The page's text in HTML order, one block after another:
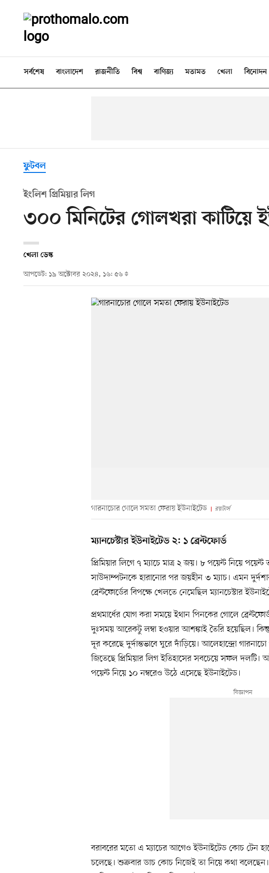
সর্বশেষ বাংলাদেশ রাজনীতি বিশ্ব বাণিজ্য মতামত খেলা বিনোদন
ফুটবল
ইংলিশ প্রিমিয়ার লিগ
৩০০ মিনিটের গোলখরা কাটিয়ে
খেলা ডেস্ক
আপডেট: ১৯ অক্টোবর ২০২৪, ১৬: ৫৬
গারনাচোর গোলে সমতা ফেরায় ইউনাইটেড রয়টার্স
ম্যানচেস্টার ইউনাইটেড ২: ১ ব্রেন্টফোর্ড
প্রিমিয়ার লিগে ৭ ম্যাচে মাত্র ২ জয়। ৮ পয়েন্ট নিয়ে
সাউদাম্পটনকে হারানোর পর জয়হীন ৩ ম্যাচ। এমন
ব্রেন্টফোর্ডের বিপক্ষে খেলতে নেমেছিল ম্যানচেস্টার
প্রথমার্ধের যোগ করা সময়ে ইথান পিনকের গোলে
দুঃসময় আরেকটু লম্বা হওয়ার আশঙ্কাই তৈরি হয়েছিল।
দূর করেছে দুর্দান্তভাবে ঘুরে দাঁড়িয়ে। আলেহান্দ্রো
জিতেছে প্রিমিয়ার লিগ ইতিহাসের সবচেয়ে সফল দলটি।
পয়েন্ট নিয়ে ১০ নম্বরেও উঠে এসেছে ইউনাইটেড।
বরাবরের মতো এ ম্যাচের আগেও ইউনাইটেড কোচ টেন
চলেছে। শুক্রবার ডাচ কোচ নিজেই তা নিয়ে কথা